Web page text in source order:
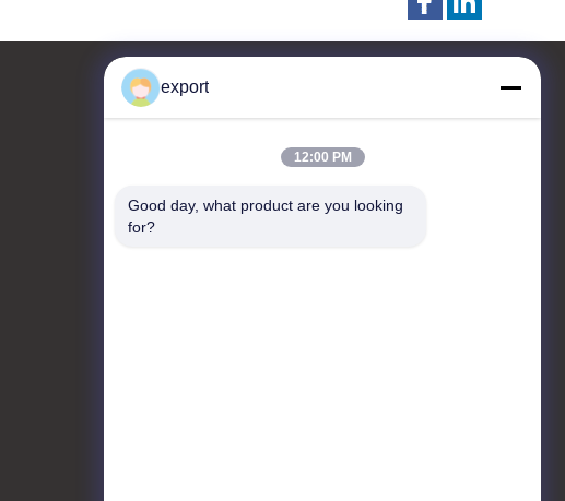
контактные данные
Shenzhen Door Intelligent
Control Technology Co., Ltd
export
12:00 PM
Good day, what product are you looking
for?